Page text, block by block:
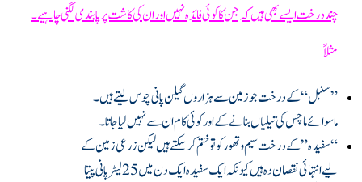
چند درخت ایسے بھی ہیں کہ جن کا کوئی فائدہ نہیں اور ان کی کاشت پر پابندی لگنی چاہیے۔
مثلاً
”سنبل“ کے درخت جو زمین سے ہزاروں گیلن پانی چوس لیتے ہیں۔
ماسوائے ماچس کی تیلیاں بنانے کے اور کوئی کام ان سے نہیں لیا جاتا۔
“سفیدہ” کے درخت سیم و تھور کو تو ختم کرسکتے ہیں لیکن زرعی زمین کے
لیے انتہائی نقصان دہ ہیں کیونکہ ایک سفیدہ ایک دن میں 25 لیٹرپانی پیتا